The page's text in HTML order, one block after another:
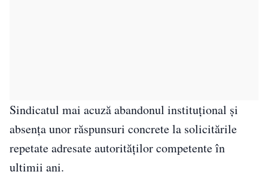
Sindicatul mai acuză abandonul instituțional și
absența unor răspunsuri concrete la solicitările
repetate adresate autorităților competente în
ultimii ani.